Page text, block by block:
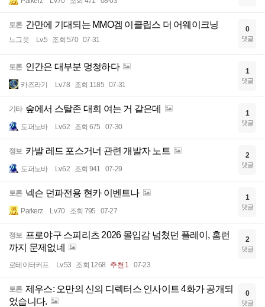
토론 간만에 기대되는 MMO겜 이클립스 더 어웨이크닝
느그읏 Lv.5 조회 570 07-31
0
댓글
토론 인간은 대부분 멍청하다
카즈라기 Lv.78 조회 1185 07-31
1
댓글
기타 숲에서 스탈존 대회 여는 거 같은데
도퍼노바 Lv.62 조회 675 07-30
1
댓글
정보 카발 레드 포스거너 관련 개발자 노트
도퍼노바 Lv.62 조회 941 07-29
2
댓글
토론 넥슨 던파전용 현카 이벤트나
Parkerz Lv.70 조회 795 07-27
1
댓글
정보 프로야구 스피리츠 2026 몰입감 넘쳤던 플레이, 홈런
까지 문제없네
로테이터커프 Lv.53 조회 1268 추천 1 07-23
2
댓글
토론 제우스: 오만의 신의 디렉터스 인사이트 4화가 공개되
었습니다.
0
댓글